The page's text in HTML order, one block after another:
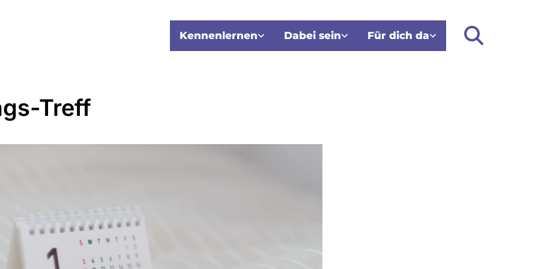
Kennenlernen Dabei sein Für dich da
Treff